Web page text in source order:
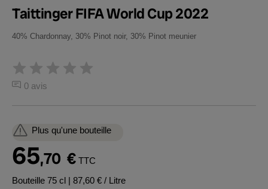
Taittinger FIFA World Cup 2022
40% Chardonnay, 30% Pinot noir, 30% Pinot meunier
0 avis
Plus qu'une bouteille
65,70 € TTC
Bouteille 75 cl | 87,60 € / Litre